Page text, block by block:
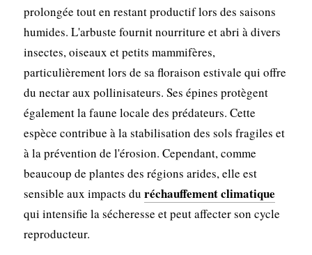
prolongée tout en restant productif lors des saisons
humides. L'arbuste fournit nourriture et abri à divers
insectes, oiseaux et petits mammifères,
particulièrement lors de sa floraison estivale qui offre
du nectar aux pollinisateurs. Ses épines protègent
également la faune locale des prédateurs. Cette
espèce contribue à la stabilisation des sols fragiles et
à la prévention de l'érosion. Cependant, comme
beaucoup de plantes des régions arides, elle est
sensible aux impacts du réchauffement climatique
qui intensifie la sécheresse et peut affecter son cycle
reproducteur.